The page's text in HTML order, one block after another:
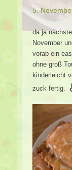
5.
da ja
November
vorab ein
ohne groß
kinderleicht
zuck fertig.